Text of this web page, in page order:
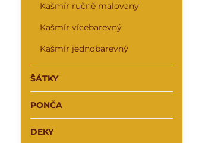
Kašmír ručně malovany
Kašmír vícebarevný
Kašmír jednobarevný
ŠÁTKY
PONČA
DEKY